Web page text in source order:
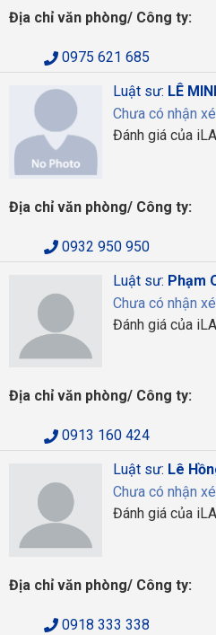
Địa chỉ văn phòng/ Công ty:
0975 621 685
Luật sư: LÊ
Chưa có nhận
Đánh giá của
Địa chỉ văn phòng/ Công ty:
0932 950 950
Luật sư: Phạm
Chưa có nhận
Đánh giá của
Địa chỉ văn phòng/ Công ty:
0913 160 424
Luật sư: Lê
Chưa có nhận
Đánh giá của
Địa chỉ văn phòng/ Công ty:
0918 333 338